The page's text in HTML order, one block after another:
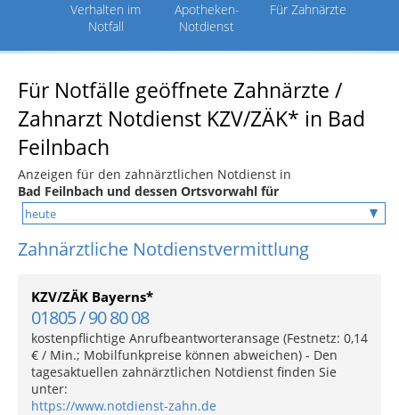
Verhalten im
Notfall
Apotheken-
Notdienst
Für Zahnärzte
Für Notfälle geöffnete Zahnärzte /
Zahnarzt Notdienst KZV/ZÄK* in Bad
Feilnbach
Anzeigen für den zahnärztlichen Notdienst in
Bad Feilnbach und dessen Ortsvorwahl für
Zahnärztliche Notdienstvermittlung
KZV/ZÄK Bayerns*
01805 / 90 80 08
kostenpflichtige Anrufbeantworteransage (Festnetz: 0,14
€ / Min.; Mobilfunkpreise können abweichen) - Den
tagesaktuellen zahnärztlichen Notdienst finden Sie
unter:
https://www.notdienst-zahn.de